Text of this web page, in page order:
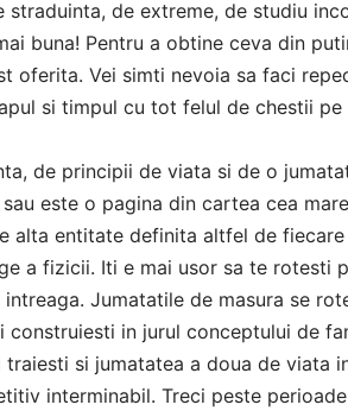
de extreme, de studiu
buna! Pentru a obtine ceva din
Vei simti nevoia sa faci
si timpul cu tot felul de chestii
de principii de viata si de o
este o pagina din cartea cea
alta entitate definita altfel de
a fizicii. Iti e mai usor sa te rotesti
Jumatatile de masura se
construiesti in jurul conceptului de
si jumatatea a doua de viata
interminabil. Treci peste